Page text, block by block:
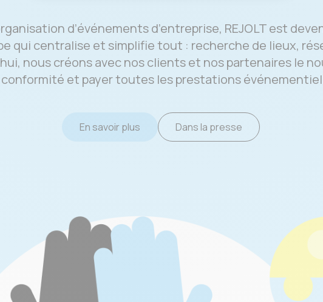
d’événements d’entreprise, REJOLT est
qui centralise et simplifie tout : recherche de lieux,
nous créons avec nos clients et nos partenaires le
conformité et payer toutes les prestations
En savoir plus Dans la presse